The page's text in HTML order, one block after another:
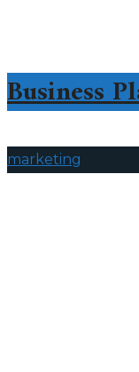
Business
marketing